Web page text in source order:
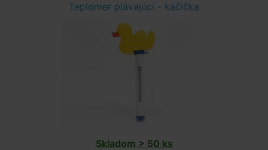
Teplomer plávajúci - kačička
Skladom > 50 ks